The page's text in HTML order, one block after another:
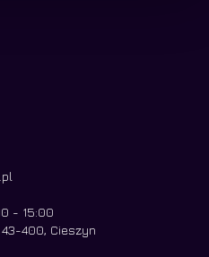
- 15:00
400, Cieszyn